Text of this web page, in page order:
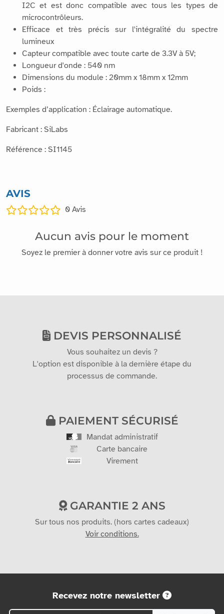
I2C et est donc compatible avec tous les types de
microcontrôleurs.
Efficace et très précis sur l'intégralité du spectre
lumineux
Capteur compatible avec toute carte de 3.3V à 5V;
Longueur d'onde : 540 nm
Dimensions du module : 20mm x 18mm x 12mm
Poids :
Exemples d’application : Éclairage automatique.
Fabricant : SiLabs
Référence : SI1145
AVIS
0 Avis
Aucun avis pour le moment
Soyez le premier à donner votre avis sur ce produit !
DEVIS PERSONNALISÉ
Vous souhaitez un devis ?
L'option est disponible à la dernière étape du
processus de commande.
PAIEMENT SÉCURISÉ
Mandat administratif
Carte bancaire
Virement
GARANTIE 2 ANS
Sur tous nos produits. (hors cartes cadeaux)
Voir conditions.
Recevez notre newsletter